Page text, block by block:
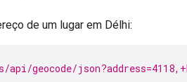
de um lugar em Délhi:
geocode/